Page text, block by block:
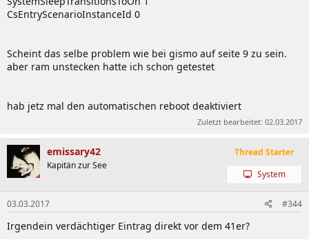
kompatibel
2) RAM
kompatibel| Einschränkungen / Anmerkungen
emissary42
| XMP wird mit 12-15-15 statt
12-14-14 geladen
Corsair Dominator GT CMT6GX3M3A2000C8| User:
emissary42|kompatibel
Corsair Dominator Platinum CMD16GX3M4A2666C10|
User:emissary42 |
kompatibel
Corsair Vengeance CMZ8GX3M1A1600C9 (Ver5.12)
CsEntryScenarioInstanceId 0
Scheint das selbe problem wie bei gismo auf seite 9 zu sein.
aber ram unstecken hatte ich schon getestet
hab jetz mal den automatischen reboot deaktiviert
Zuletzt bearbeitet: 02.03.2017
emissary42
Kapitän zur See
Thread Starter
System
03.03.2017 #344
Irgendein verdächtiger Eintrag direkt vor dem 41er?